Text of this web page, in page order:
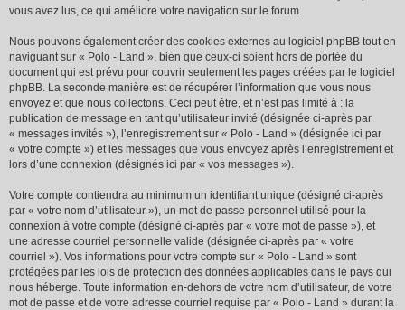
vous avez lus, ce qui améliore votre navigation sur le forum.
Nous pouvons également créer des cookies externes au logiciel phpBB tout en
naviguant sur « Polo - Land », bien que ceux-ci soient hors de portée du
document qui est prévu pour couvrir seulement les pages créées par le logiciel
phpBB. La seconde manière est de récupérer l’information que vous nous
envoyez et que nous collectons. Ceci peut être, et n’est pas limité à : la
publication de message en tant qu’utilisateur invité (désignée ci-après par
« messages invités »), l’enregistrement sur « Polo - Land » (désignée ici par
« votre compte ») et les messages que vous envoyez après l’enregistrement et
lors d’une connexion (désignés ici par « vos messages »).
Votre compte contiendra au minimum un identifiant unique (désigné ci-après
par « votre nom d’utilisateur »), un mot de passe personnel utilisé pour la
connexion à votre compte (désigné ci-après par « votre mot de passe »), et
une adresse courriel personnelle valide (désignée ci-après par « votre
courriel »). Vos informations pour votre compte sur « Polo - Land » sont
protégées par les lois de protection des données applicables dans le pays qui
nous héberge. Toute information en-dehors de votre nom d’utilisateur, de votre
mot de passe et de votre adresse courriel requise par « Polo - Land » durant la